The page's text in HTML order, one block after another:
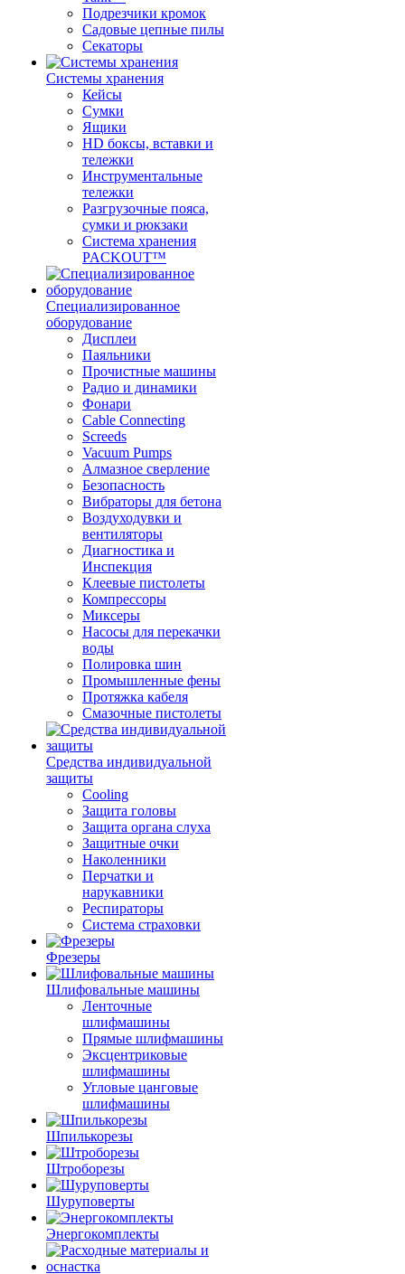
Подрезчики кромок
Садовые цепные пилы
Секаторы
Системы хранения
Кейсы
Сумки
Ящики
HD боксы, вставки и
тележки
Инструментальные
тележки
Разгрузочные пояса,
сумки и рюкзаки
Система хранения
PACKOUT™
Специализированное
оборудование
Дисплеи
Паяльники
Прочистные машины
Радио и динамики
Фонари
Cable Connecting
Screeds
Vacuum Pumps
Алмазное сверление
Безопасность
Вибраторы для бетона
Воздуходувки и
вентиляторы
Диагностика и
Инспекция
Клеевые пистолеты
Компрессоры
Миксеры
Насосы для перекачки
воды
Полировка шин
Промышленные фены
Протяжка кабеля
Смазочные пистолеты
Средства индивидуальной
защиты
Cooling
Защита головы
Защита органа слуха
Защитные очки
Наколенники
Перчатки и
нарукавники
Респираторы
Система страховки
Фрезеры
Шлифовальные машины
Ленточные
шлифмашины
Прямые шлифмашины
Эксцентриковые
шлифмашины
Угловые цанговые
шлифмашины
Шпилькорезы
Штроборезы
Шуруповерты
Энергокомплекты